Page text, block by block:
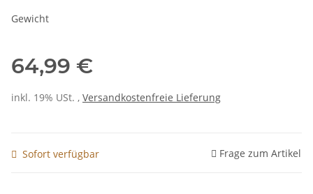
Gewicht
64,99 €
inkl. 19% USt. , Versandkostenfreie Lieferung
Sofort verfügbar Frage zum Artikel